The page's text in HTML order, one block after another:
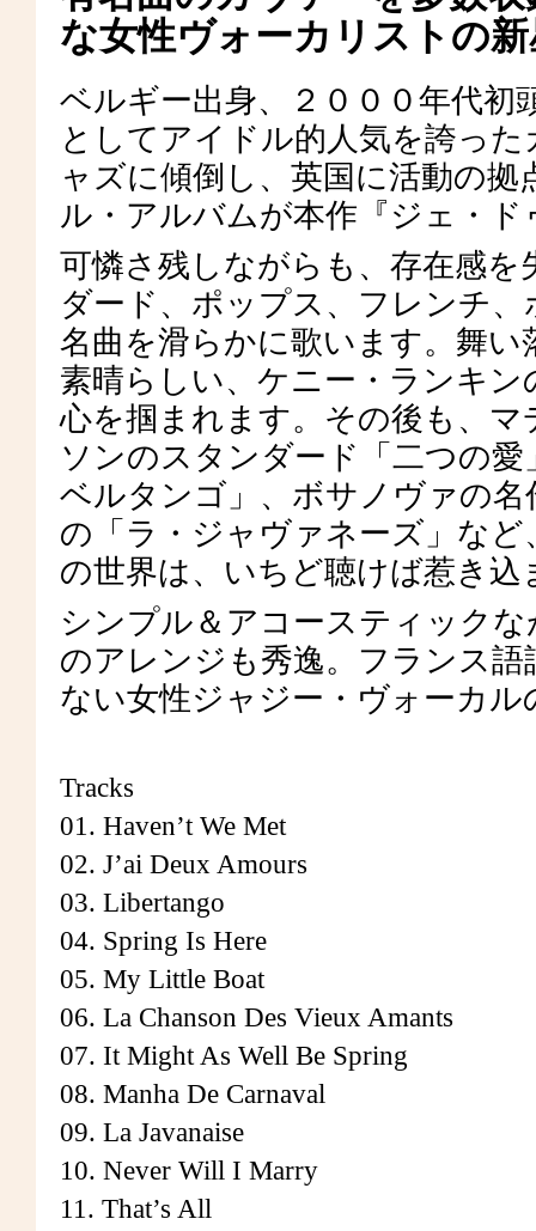
な女性ヴォーカリストの
ベルギー出身、２０００年代
としてアイドル的人気を誇っ
ャズに傾倒し、英国に活動の
ル・アルバムが本作『ジェ・ド
可憐さ残しながらも、存在感
ダード、ポップス、フレンチ
名曲を滑らかに歌います。舞
素晴らしい、ケニー・ランキン
心を掴まれます。その後も、
ソンのスタンダード「二つの
ベルタンゴ」、ボサノヴァの
の「ラ・ジャヴァネーズ」な
の世界は、いちど聴けば惹き
シンプル＆アコースティック
のアレンジも秀逸。フランス
ない女性ジャジー・ヴォーカル
Tracks
01. Haven’t We Met
02. J’ai Deux Amours
03. Libertango
04. Spring Is Here
05. My Little Boat
06. La Chanson Des Vieux Amants
07. It Might As Well Be Spring
08. Manha De Carnaval
09. La Javanaise
10. Never Will I Marry
11. That’s All